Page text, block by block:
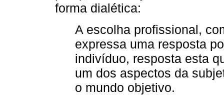
forma dialética:
A escolha profissional,
expressa uma resposta
indivíduo, resposta esta
um dos aspectos da
o mundo objetivo.